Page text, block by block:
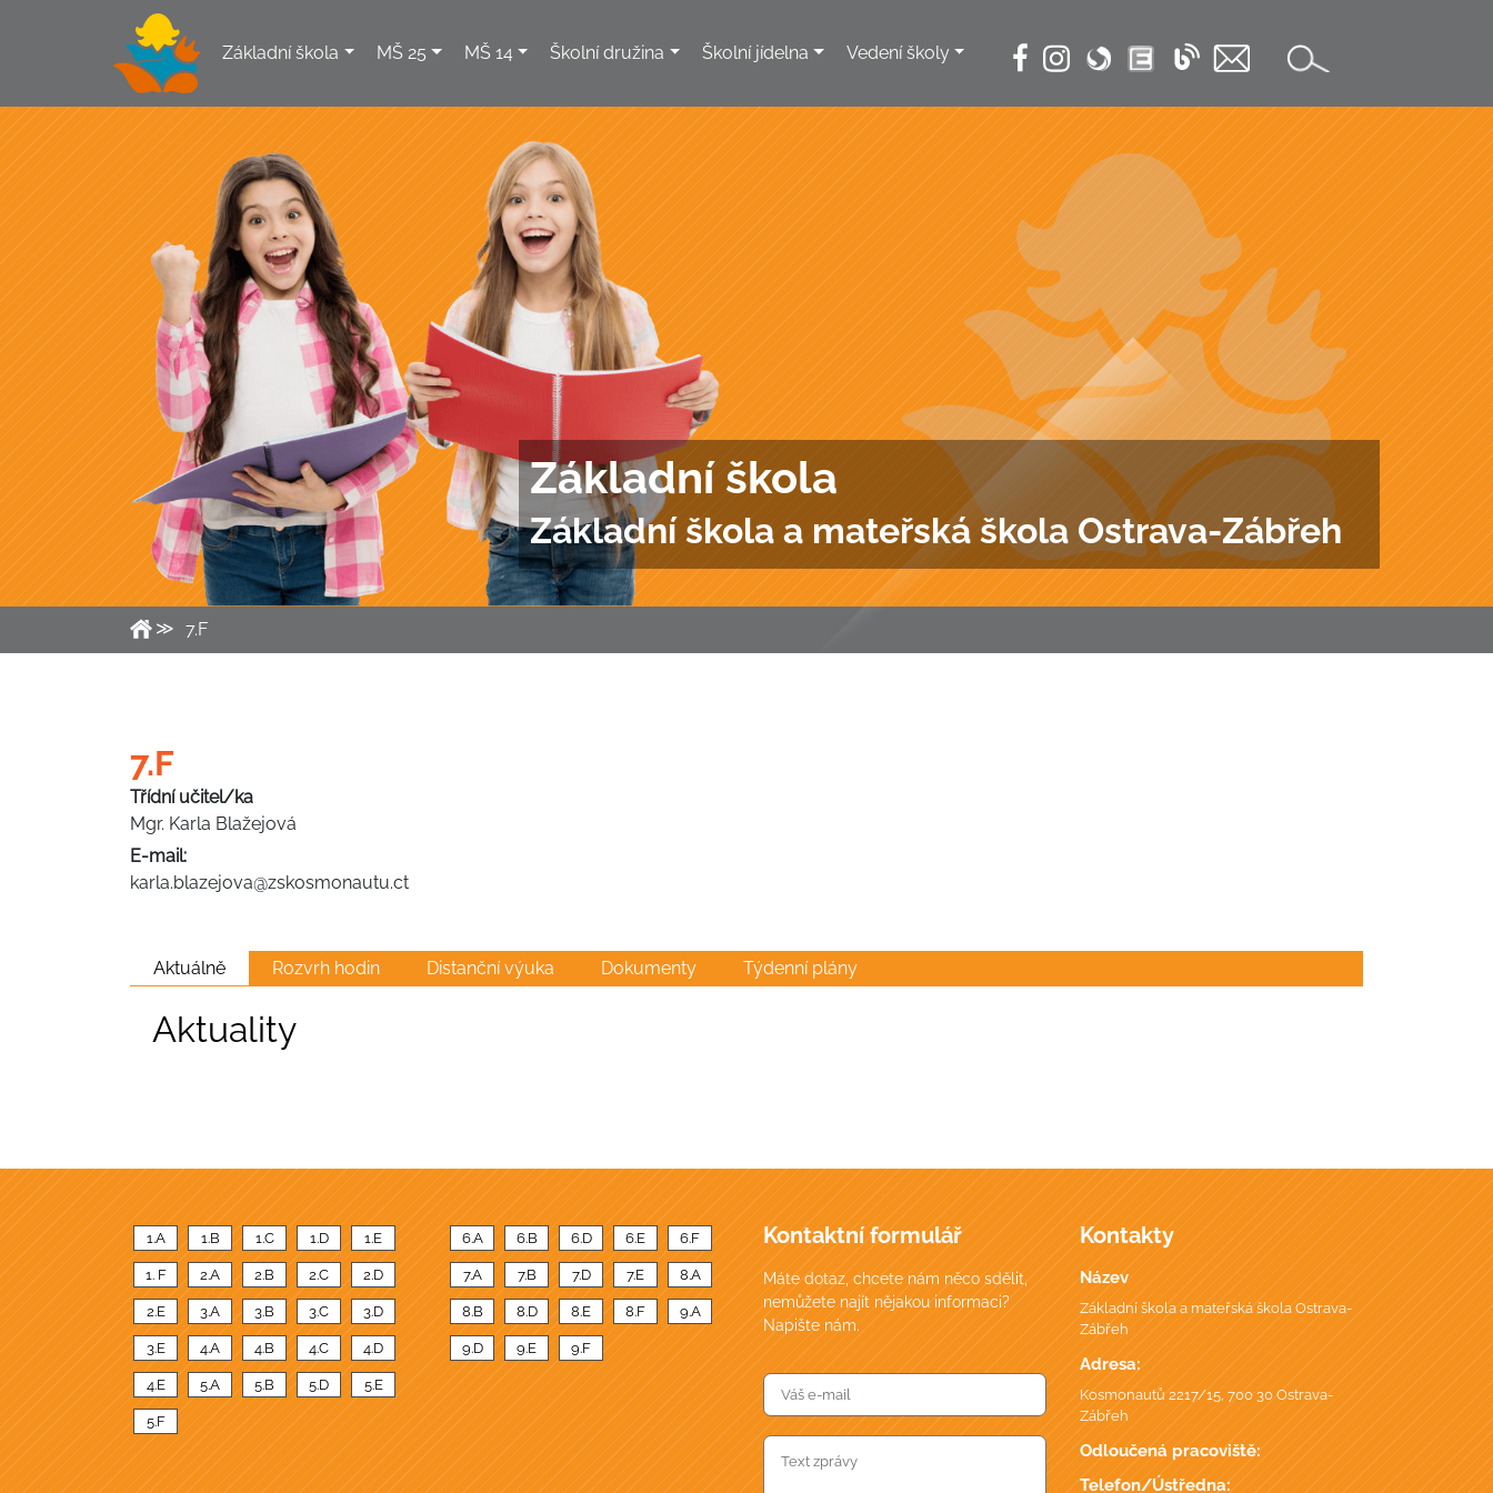
Základní škola MŠ 25 MŠ 14 Školní družina Školní jídelna Vedení školy
Základní škola
Základní škola a mateřská škola Ostrava-Zábřeh
7.F
7.F
Třídní učitel/ka
Mgr. Karla Blažejová
E-mail:
karla.blazejova@zskosmonautu.ct
Aktuálně Rozvrh hodin Distanční výuka Dokumenty Týdenní plány
Aktuality
1.A 1.B 1.C 1.D 1.E
1. F 2.A 2.B 2.C 2.D
2.E 3.A 3.B 3.C 3.D
3.E 4.A 4.B 4.C 4.D
4.E 5.A 5.B 5.D 5.E
5.F
6.A 6.B 6.D 6.E 6.F
7.A 7.B 7.D 7.E 8.A
8.B 8.D 8.E 8.F 9.A
9.D 9.E 9.F
Kontaktní formulář
Máte dotaz, chcete nám něco sdělit,
nemůžete najít nějakou informaci?
Napište nám.
Kontakty
Název
Základní škola a mateřská škola Ostrava-
Zábřeh
Adresa:
Kosmonautů 2217/15, 700 30 Ostrava-
Zábřeh
Odloučená pracoviště:
Telefon/Ústředna: